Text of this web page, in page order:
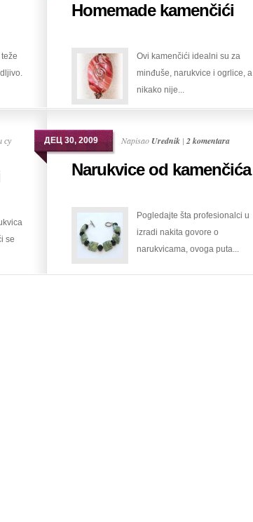
Homemade
Homemade kamenčići
Ovi kamenčići idealni su za
minđuše, narukvice i ogrlice, a
nikako nije...
су
se
ДЕЦ 30, 2009 Napisao Urednik | 2 komentara
Narukvice od kamenčića
Pogledajte šta profesionalci u
izradi nakita govore o
narukvicama, ovoga puta...